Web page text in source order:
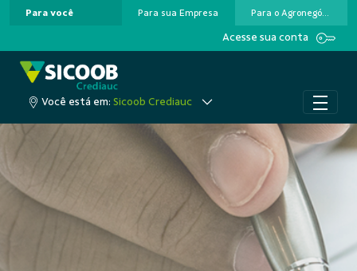
Pular para o Conteúdo principal
Para você Para sua Empresa Para o Agronegócio
Acesse sua conta
Você está em: Sicoob Crediauc